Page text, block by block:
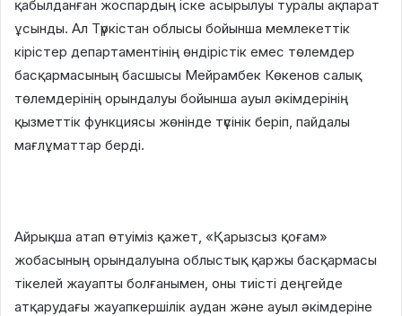
қабылданған жоспардың іске асырылуы туралы ақпарат
ұсынды. Ал Түркістан облысы бойынша мемлекеттік
кірістер департаментінің өндірістік емес төлемдер
басқармасының басшысы Мейрамбек Көкенов салық
төлемдерінің орындалуы бойынша ауыл әкімдерінің
қызметтік функциясы жөнінде түсінік беріп, пайдалы
мағлұматтар берді.
Айрықша атап өтуіміз қажет, «Қарызсыз қоғам»
жобасының орындалуына облыстық қаржы басқармасы
тікелей жауапты болғанымен, оны тиісті деңгейде
атқарудағы жауапкершілік аудан және ауыл әкімдеріне